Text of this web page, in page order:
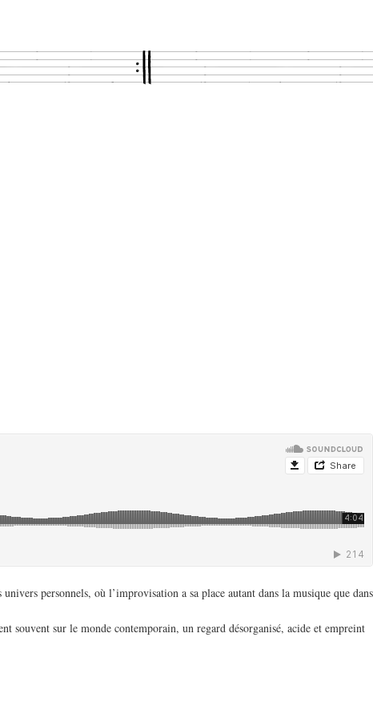
personnels, où l’improvisation a sa place autant dans la musique que dans
souvent sur le monde contemporain, un regard désorganisé, acide et empreint